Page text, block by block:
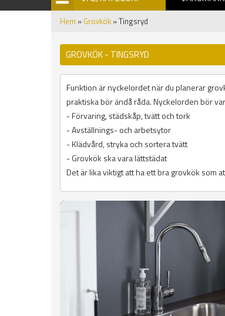
Hem » Grovkök » Tingsryd
GROVKÖK - TINGSRYD
Funktion är nyckelordet när du planerar
praktiska bör ändå råda. Nyckelorden bör
- Förvaring, städskåp, tvätt och tork
- Avställnings- och arbetsytor
- Klädvård, stryka och sortera tvätt
- Grovkök ska vara lättstädat
Det är lika viktigt att ha ett bra grovkök som